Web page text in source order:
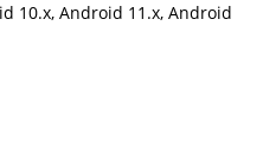
10.x, Android 11.x, Android